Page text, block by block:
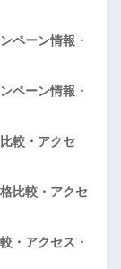
ペーン情報・
ペーン情報・
較・アクセ
比較・アクセ
・アクセス・